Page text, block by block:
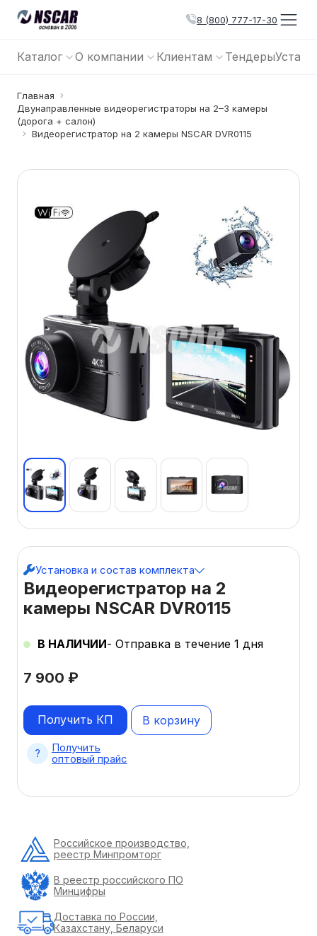
8 (800) 777-17-30
Каталог О компании Клиентам Тендеры
Главная
Двунаправленные видеорегистраторы на 2–3 камеры
(дорога + салон)
Видеорегистратор на 2 камеры NSCAR DVR0115
Видеорегистратор на 2
камеры NSCAR DVR0115
7 900 ₽
В НАЛИЧИИ- Отправка в течение 1 дня
Установка и состав комплекта
В корзину
Получить КП
Получить
оптовый прайс
Российское производство,
реестр Минпромторг
В реестр российского ПО
Минцифры
Доставка по России,
Казахстану, Беларуси